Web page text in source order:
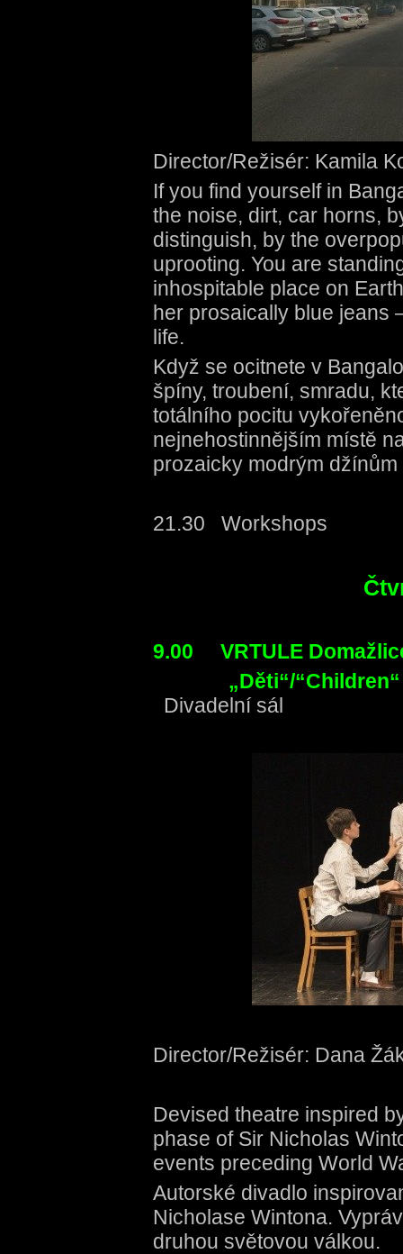
Director/Režisér: Kamila
If you find yourself in
the noise, dirt, car horns,
distinguish, by the
uprooting. You are
inhospitable place on
her prosaically blue jeans
life.
Když se ocitnete v
špíny, troubení, smradu,
totálního pocitu
nejnehostinnějším místě
prozaicky modrým
21.30 Workshops
9.00 VRTULE
„Děti“/“
Divadelní sál
Director/Režisér: Dana
Devised theatre inspired
phase of Sir Nicholas
events preceding World
Autorské divadlo
Nicholase Wintona.
druhou světovou válkou.